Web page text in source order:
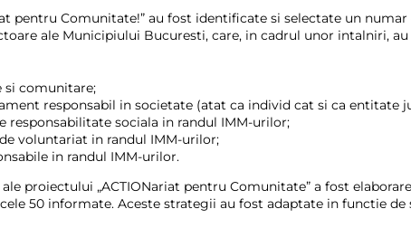
pentru Comunitate!” au fost identificate si selectate un
ale Municipiului Bucuresti, care, in cadrul unor intalniri,
si comunitare;
responsabil in societate (atat ca individ cat si ca entitate
responsabilitate sociala in randul IMM-urilor;
voluntariat in randul IMM-urilor;
in randul IMM-urilor.
proiectului „ACTIONariat pentru Comunitate” a fost
50 informate. Aceste strategii au fost adaptate in functie